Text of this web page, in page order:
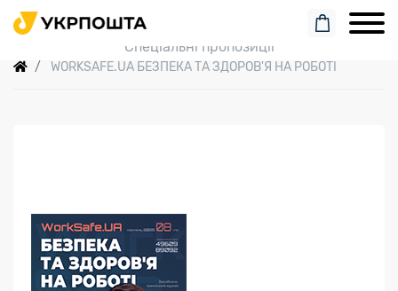
Пошук замовлення
Спеціальні пропозиції
WORKSAFE.UA БЕЗПЕКА ТА ЗДОРОВ'Я НА РОБОТІ